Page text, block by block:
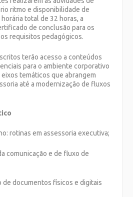
ritmo e disponibilidade de
total de 32 horas, a
de conclusão para os
requisitos pedagógicos.
terão acesso a conteúdos
para o ambiente corporativo
temáticos que abrangem
até a modernização de fluxos
rotinas em assessoria executiva;
comunicação e de fluxo de
de documentos físicos e digitais